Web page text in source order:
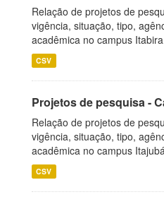
Relação de projetos de
vigência, situação, tipo,
acadêmica no campus
CSV
Projetos de pesquisa -
Relação de projetos de
vigência, situação, tipo,
acadêmica no campus
CSV